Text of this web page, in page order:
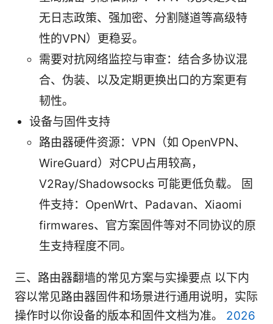
无日志政策、强加密、分割隧道等高级特
性的VPN）更稳妥。
需要对抗网络监控与审查：结合多协议混
合、伪装、以及定期更换出口的方案更有
韧性。
设备与固件支持
路由器硬件资源：VPN（如 OpenVPN、
WireGuard）对CPU占用较高，
V2Ray/Shadowsocks 可能更低负载。 固
件支持：OpenWrt、Padavan、Xiaomi
firmwares、官方案固件等对不同协议的原
生支持程度不同。
三、路由器翻墙的常见方案与实操要点 以下内
容以常见路由器固件和场景进行通用说明，实际
操作时以你设备的版本和固件文档为准。 2026